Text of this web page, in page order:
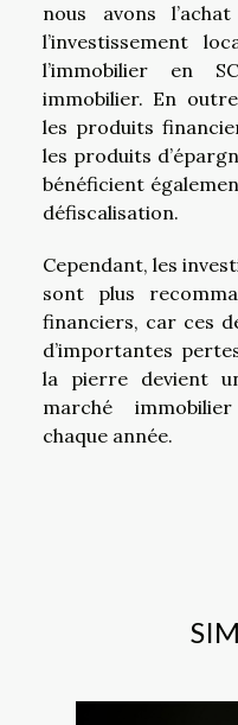
nous avons
l’investissement
l’immobilier en
immobilier. En
les produits
les produits
bénéficient
défiscalisation.
Cependant, les
sont plus
financiers, car ces
d’importantes
la pierre devient
marché
chaque année.